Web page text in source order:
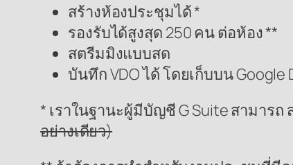
สร้างห้องประชุมได้ *
รองรับได้สูงสุด 250 คน ต่อห้อง **
สตรีมมิงแบบสด
บันทึก VDO ได้ โดยเก็บบน Google
* เราในฐานะผู้มีบัญชี G Suite สามารถ
อย่างเดียว)